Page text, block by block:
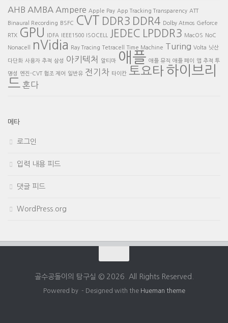
AHB AMBA Ampere Apple Pay App Tracking Transparency ATT
Binaural Recording BSFC CVT DDR3 DDR4 Dolby Atmos Geforce
RTX GPU IDFA IEEE1500 ISOCELL JEDEC LPDDR3 MacOS NoC
Nonacell nVidia Ray Tracing Tetracell Time Machine Turing Volta 닛산
다단화 사용자 추적 삼성 아키텍처 알티마 애플 애플 뮤직 애플 페이 앱 추적 투
명성 엔진-CVT 협조 제어 일반유 전기차 타이칸 토요타 하이브리
드 혼다
메타
로그인
입력 내용 피드
댓글 피드
WordPress.org
골수공돌이의 탐구실 © 2026. All Rights Reserved.
Powered by - Designed with the Hueman theme